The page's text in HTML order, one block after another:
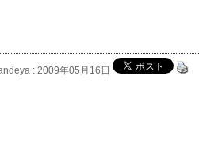
: 2009年05月16日